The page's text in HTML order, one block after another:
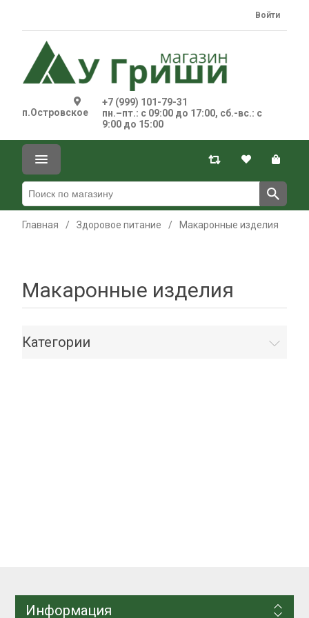
п.Островское
+7 (999) 101-79-31
пн.–пт.: с 09:00 до 17:00, сб.-вс.: с
9:00 до 15:00
Войти
Главная / Здоровое питание / Макаронные изделия
Макаронные изделия
Категории
Информация